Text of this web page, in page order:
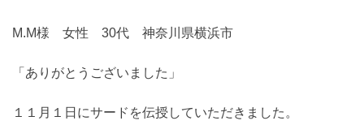
M.M様 女性 30代 神奈川県横浜市
「ありがとうございました」
１１月１日にサードを伝授していただきました。